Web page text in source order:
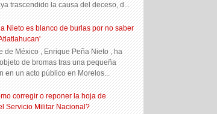
trascendido la causa del deceso, d...
Nieto es blanco de burlas por no saber
de México , Enrique Peña Nieto , ha
de bromas tras una pequeña
en un acto público en Morelos...
corregir o reponer la hoja de
Servicio Militar Nacional?